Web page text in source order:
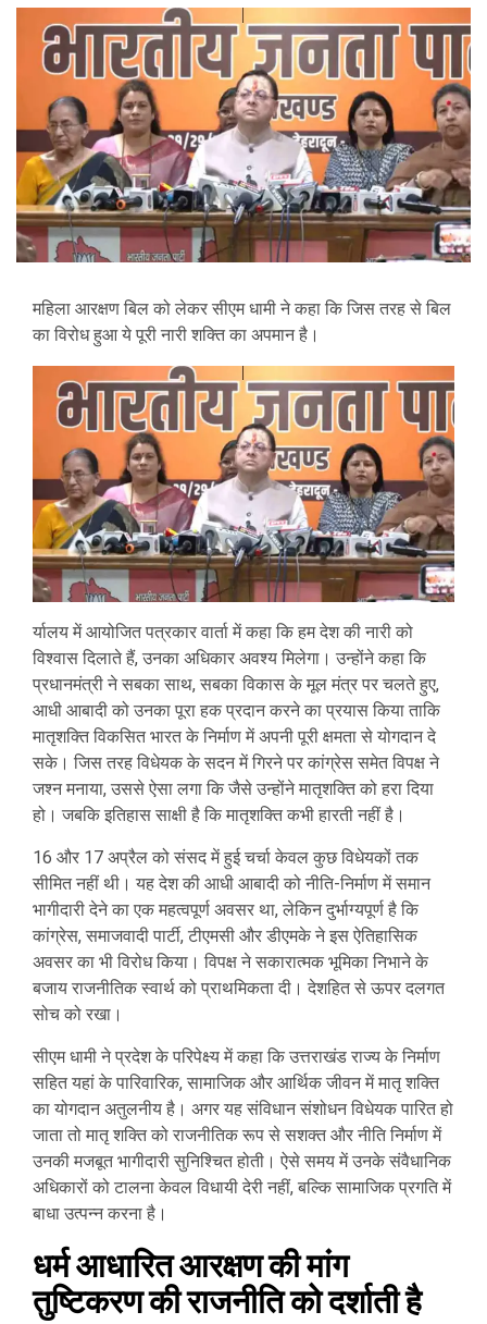
महिला आरक्षण बिल को लेकर सीएम धामी ने कहा कि जिस तरह से बिल
का विरोध हुआ ये पूरी नारी शक्ति का अपमान है।
र्यालय में आयोजित पत्रकार वार्ता में कहा कि हम देश की नारी को
विश्वास दिलाते हैं, उनका अधिकार अवश्य मिलेगा। उन्होंने कहा कि
प्रधानमंत्री ने सबका साथ, सबका विकास के मूल मंत्र पर चलते हुए,
आधी आबादी को उनका पूरा हक प्रदान करने का प्रयास किया ताकि
मातृशक्ति विकसित भारत के निर्माण में अपनी पूरी क्षमता से योगदान दे
सके। जिस तरह विधेयक के सदन में गिरने पर कांग्रेस समेत विपक्ष ने
जश्न मनाया, उससे ऐसा लगा कि जैसे उन्होंने मातृशक्ति को हरा दिया
हो। जबकि इतिहास साक्षी है कि मातृशक्ति कभी हारती नहीं है।
16 और 17 अप्रैल को संसद में हुई चर्चा केवल कुछ विधेयकों तक
सीमित नहीं थी। यह देश की आधी आबादी को नीति-निर्माण में समान
भागीदारी देने का एक महत्वपूर्ण अवसर था, लेकिन दुर्भाग्यपूर्ण है कि
कांग्रेस, समाजवादी पार्टी, टीएमसी और डीएमके ने इस ऐतिहासिक
अवसर का भी विरोध किया। विपक्ष ने सकारात्मक भूमिका निभाने के
बजाय राजनीतिक स्वार्थ को प्राथमिकता दी। देशहित से ऊपर दलगत
सोच को रखा।
सीएम धामी ने प्रदेश के परिपेक्ष्य में कहा कि उत्तराखंड राज्य के निर्माण
सहित यहां के पारिवारिक, सामाजिक और आर्थिक जीवन में मातृ शक्ति
का योगदान अतुलनीय है। अगर यह संविधान संशोधन विधेयक पारित हो
जाता तो मातृ शक्ति को राजनीतिक रूप से सशक्त और नीति निर्माण में
उनकी मजबूत भागीदारी सुनिश्चित होती। ऐसे समय में उनके संवैधानिक
अधिकारों को टालना केवल विधायी देरी नहीं, बल्कि सामाजिक प्रगति में
बाधा उत्पन्न करना है।
धर्म आधारित आरक्षण की मांग
तुष्टिकरण की राजनीति को दर्शाती है